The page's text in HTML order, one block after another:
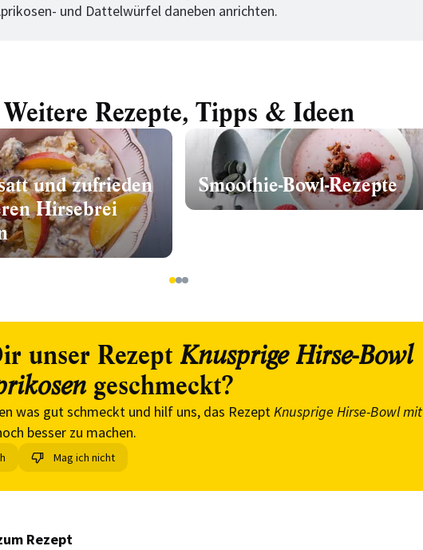
und Dattelwürfel daneben anrichten.
Weitere Rezepte, Tipps & Ideen
und zufrieden
Hirsebrei
Smoothie-Bowl-Rezepte
123
unser Rezept Knusprige Hirse-Bowl
geschmeckt?
was gut schmeckt und hilf uns, das RezeptKnusprige Hirse-Bowl mit
besser zu machen.
Mag ich nicht
Rezept